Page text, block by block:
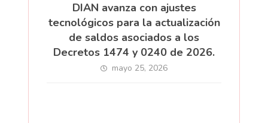
DIAN avanza con ajustes
tecnológicos para la actualización
de saldos asociados a los
Decretos 1474 y 0240 de 2026.
mayo 25, 2026